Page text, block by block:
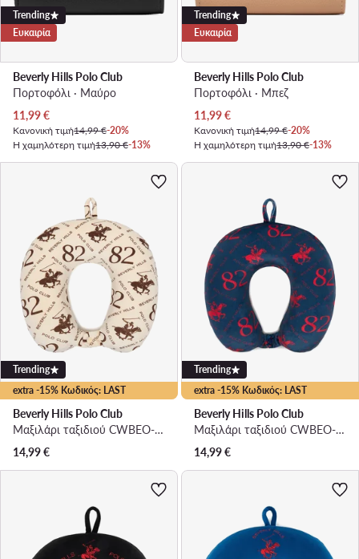
Trending
Ευκαιρία
Beverly Hills Polo Club
Πορτοφόλι · Μαύρο
Τρέχουσα τιμή
11,99€
Κανονική τιμή14,99 €-20%
Η χαμηλότερη τιμή13,90 €-13%
Trending
Ευκαιρία
Beverly Hills Polo Club
Πορτοφόλι · Μπεζ
Τρέχουσα τιμή
11,99€
Κανονική τιμή14,99 €-20%
Η χαμηλότερη τιμή13,90 €-13%
extra -15% Κωδικός: LAST
Trending
Beverly Hills Polo Club
Μαξιλάρι ταξιδιού CWBEO-BHPC-UF-001-SS26 Ανοιχτό μπεζ
14,99€
extra -15% Κωδικός: LAST
Trending
Beverly Hills Polo Club
Μαξιλάρι ταξιδιού CWBEO-BHPC-UF-001-SS26 Σκούρο μπλε
14,99€